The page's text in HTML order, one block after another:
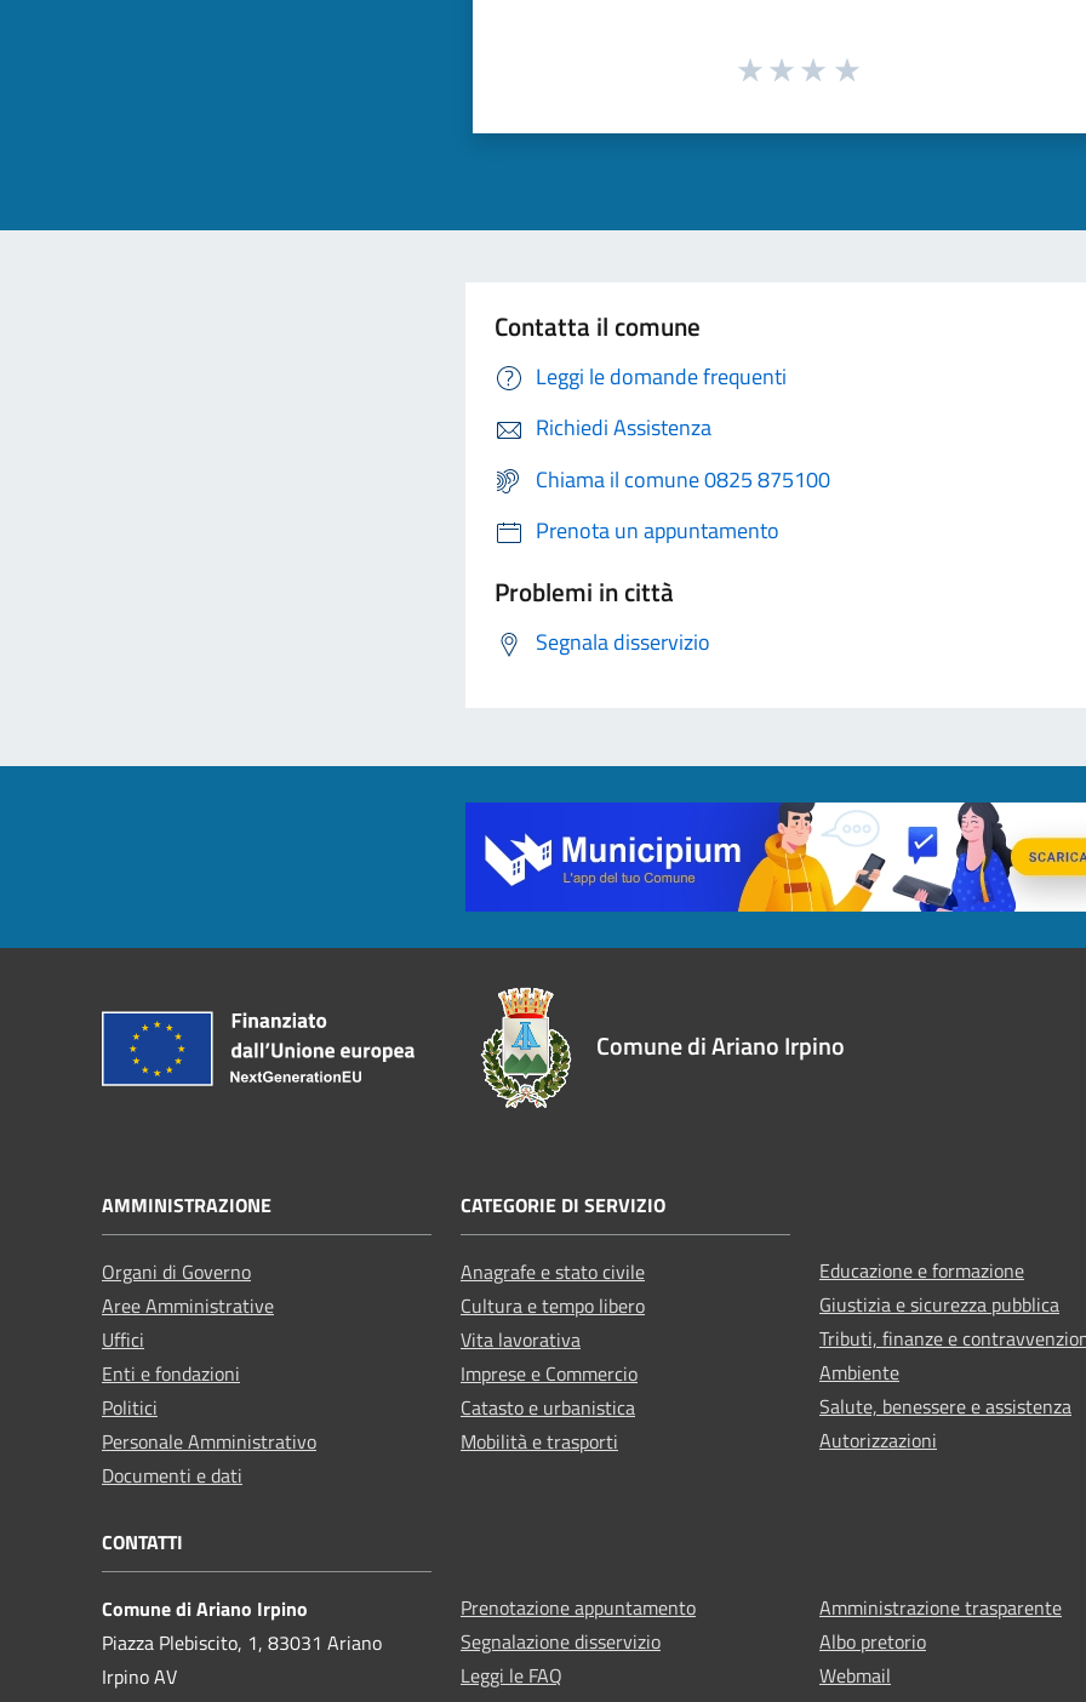
Contatta il comune
Leggi le domande frequenti
Richiedi Assistenza
Chiama il comune 0825 875100
Prenota un appuntamento
Problemi in città
Segnala disservizio
Comune di Ariano Irpino
AMMINISTRAZIONE
Organi di Governo
Aree Amministrative
Uffici
Enti e fondazioni
Politici
Personale Amministrativo
Documenti e dati
CATEGORIE DI SERVIZIO
Anagrafe e stato civile
Cultura e tempo libero
Vita lavorativa
Imprese e Commercio
Catasto e urbanistica
Mobilità e trasporti
Educazione e formazione
Giustizia e sicurezza pubblica
Tributi, finanze e
Ambiente
Salute, benessere e assistenza
Autorizzazioni
CONTATTI
Comune di Ariano Irpino
Piazza Plebiscito, 1, 83031 Ariano
Irpino AV
Prenotazione appuntamento
Segnalazione disservizio
Leggi le FAQ
Amministrazione trasparente
Albo pretorio
Webmail